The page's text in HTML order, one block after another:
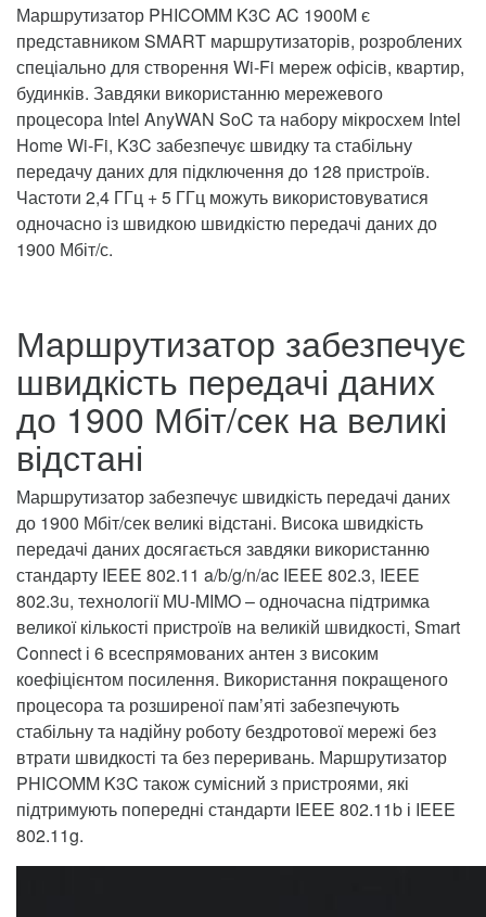
Маршрутизатор PHICOMM K3C AC 1900M є
представником SMART маршрутизаторів, розроблених
спеціально для створення Wi-Fi мереж офісів, квартир,
будинків. Завдяки використанню мережевого
процесора Intel AnyWAN SoC та набору мікросхем Intel
Home Wi-Fi, K3C забезпечує швидку та стабільну
передачу даних для підключення до 128 пристроїв.
Частоти 2,4 ГГц + 5 ГГц можуть використовуватися
одночасно із швидкою швидкістю передачі даних до
1900 Мбіт/с.
Маршрутизатор забезпечує
швидкість передачі даних
до 1900 Мбіт/сек на великі
відстані
Маршрутизатор забезпечує швидкість передачі даних
до 1900 Мбіт/сек великі відстані. Висока швидкість
передачі даних досягається завдяки використанню
стандарту IEEE 802.11 a/b/g/n/ac IEEE 802.3, IEEE
802.3u, технології MU-MIMO – одночасна підтримка
великої кількості пристроїв на великій швидкості, Smart
Connect і 6 всеспрямованих антен з високим
коефіцієнтом посилення. Використання покращеного
процесора та розширеної пам’яті забезпечують
стабільну та надійну роботу бездротової мережі без
втрати швидкості та без переривань. Маршрутизатор
PHICOMM K3C також сумісний з пристроями, які
підтримують попередні стандарти IEEE 802.11b і IEEE
802.11g.